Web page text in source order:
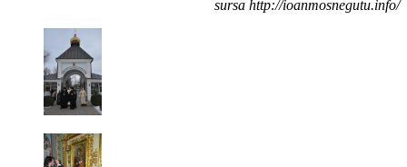
sursa http://ioanmosnegutu.info/